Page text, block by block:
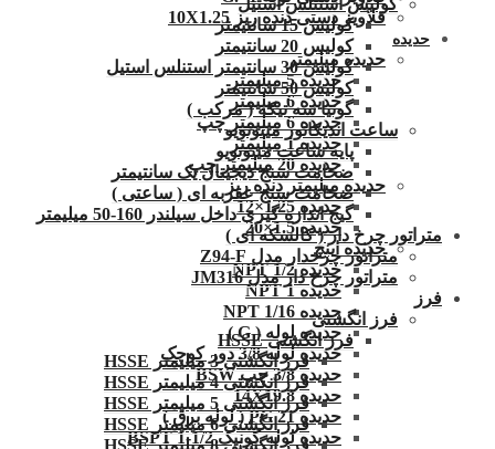
قلاویز دستی دنده ریز 10X1.25
حدیده
حدیده میلیمتر
حدیده 5 میلیمتر
حدیده 6 میلیمتر
حدیده 6 میلیمتر چپ
حدیده 1 میلیمتر
حدیده 20 میلیمتر چپ
حدیده میلیمتر دنده ریز
حدیده 1.25×12
حدیده 1.5×20
حدیده اینچ
حدیده 1/2 NPT
حدیده NPT 1
حدیده 1/16 NPT
حدیده لوله ( G )
حدیده لوله 3/8 دور کوچک
حدیده 3/8 چپ BSW
حدیده 14X19.8
حدیده 21 PG ( لوله برق )
حدیده لوله کونیک 1/2-1 BSPT
کولیس استنلس استیل
کولیس 15 سانتیمتر
کولیس 20 سانتیمتر
کولیس 30 سانتیمتر استنلس استیل
کولیس 50 سانتیمتر
گونیا سه تیکه ( مرکب )
ساعت اندیکاتور میتوتویو
پایه ساعت میتوتویو
ضخامت سنج دیجیتال یک سانتیمتر
ضخامت سنج عقربه ای ( ساعتی )
گیج اندازه گیری داخل سیلندر 160-50 میلیمتر
متراتور چرخ دار ( کالسکه ای )
متراتور چرخدار مدل Z94-F
متراتور چرخ دار مدل JM316
فرز
فرز انگشتی
فرز انگشتی HSSE
فرز انگشتی 3 میلیمتر HSSE
فرز انگشتی 4 میلیمتر HSSE
فرز انگشتی 5 میلیمتر HSSE
فرز انگشتی 6 میلیمتر HSSE
فرز انگشتی 8 میلیمتر HSSE